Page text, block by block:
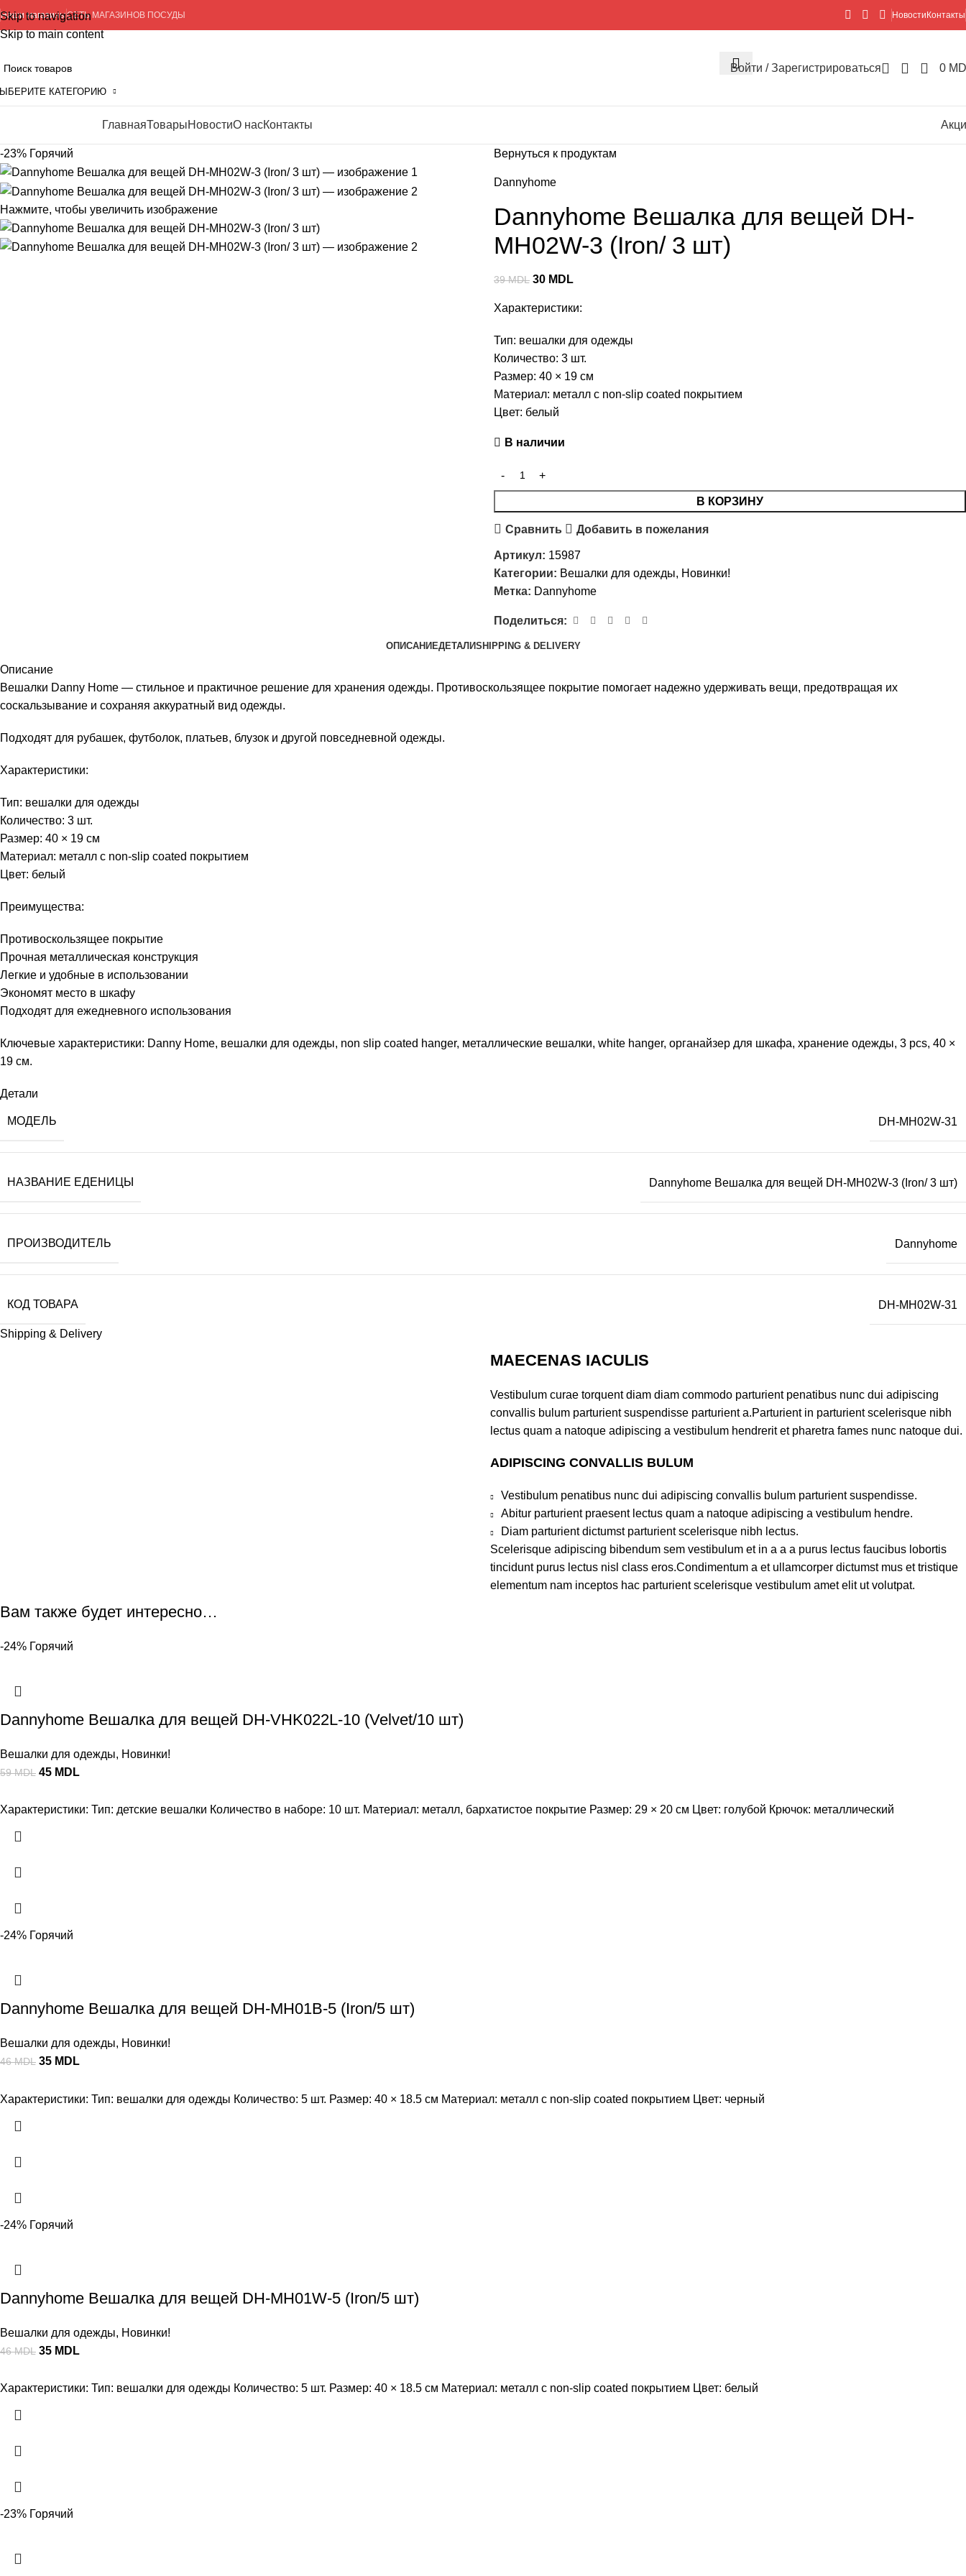
Skip to navigation
Skip to main content
Наши магазиныСЕТЬ МАГАЗИНОВ ПОСУДЫ Новости Контакты
КАТЕГОРИЮ
Войти / Зарегистрироваться 0
ГлавнаяТоварыНовостиО насКонтакты
-23% Горячий
Нажмите, чтобы увеличить изображение
Вернуться к продуктам
Dannyhome
Dannyhome Вешалка для вещей DH-
MH02W-3 (Iron/ 3 шт)
39MDL 30 MDL
Характеристики:
Тип: вешалки для одежды
Количество: 3 шт.
Размер: 40 × 19 см
Материал: металл с non-slip coated покрытием
Цвет: белый
В наличии
В КОРЗИНУ
Сравнить Добавить в пожелания
Артикул: 15987
Категории: Вешалки для одежды, Новинки!
Метка: Dannyhome
Поделиться:
ОПИСАНИЕДЕТАЛИSHIPPING & DELIVERY
Описание
Вешалки Danny Home — стильное и практичное решение для хранения одежды. Противоскользящее покрытие помогает надежно удерживать вещи, предотвращая их
соскальзывание и сохраняя аккуратный вид одежды.
Подходят для рубашек, футболок, платьев, блузок и другой повседневной одежды.
Характеристики:
Тип: вешалки для одежды
Количество: 3 шт.
Размер: 40 × 19 см
Материал: металл с non-slip coated покрытием
Цвет: белый
Преимущества:
Противоскользящее покрытие
Прочная металлическая конструкция
Легкие и удобные в использовании
Экономят место в шкафу
Подходят для ежедневного использования
Ключевые характеристики: Danny Home, вешалки для одежды, non slip coated hanger, металлические вешалки, white hanger, органайзер для шкафа, хранение одежды, 3 pcs, 40 ×
19 см.
Детали
МОДЕЛЬ DH-MH02W-31
НАЗВАНИЕ ЕДЕНИЦЫ Dannyhome Вешалка для вещей DH-MH02W-3 (Iron/ 3 шт)
ПРОИЗВОДИТЕЛЬ Dannyhome
КОД ТОВАРА DH-MH02W-31
Shipping & Delivery
MAECENAS IACULIS
Vestibulum curae torquent diam diam commodo parturient penatibus nunc dui adipiscing
convallis bulum parturient suspendisse parturient a.Parturient in parturient scelerisque nibh
lectus quam a natoque adipiscing a vestibulum hendrerit et pharetra fames nunc natoque dui.
ADIPISCING CONVALLIS BULUM
Vestibulum penatibus nunc dui adipiscing convallis bulum parturient suspendisse.
Abitur parturient praesent lectus quam a natoque adipiscing a vestibulum hendre.
Diam parturient dictumst parturient scelerisque nibh lectus.
Scelerisque adipiscing bibendum sem vestibulum et in a a a purus lectus faucibus lobortis
tincidunt purus lectus nisl class eros.Condimentum a et ullamcorper dictumst mus et tristique
elementum nam inceptos hac parturient scelerisque vestibulum amet elit ut volutpat.
Вам также будет интересно…
-24% Горячий
Dannyhome Вешалка для вещей DH-VHK022L-10 (Velvet/10 шт)
Вешалки для одежды, Новинки!
59MDL 45 MDL
Характеристики: Тип: детские вешалки Количество в наборе: 10 шт. Материал: металл, бархатистое покрытие Размер: 29 × 20 см Цвет: голубой Крючок: металлический
-24% Горячий
Dannyhome Вешалка для вещей DH-MH01B-5 (Iron/5 шт)
Вешалки для одежды, Новинки!
46MDL 35 MDL
Характеристики: Тип: вешалки для одежды Количество: 5 шт. Размер: 40 × 18.5 см Материал: металл с non-slip coated покрытием Цвет: черный
-24% Горячий
Dannyhome Вешалка для вещей DH-MH01W-5 (Iron/5 шт)
Вешалки для одежды, Новинки!
46MDL 35 MDL
Характеристики: Тип: вешалки для одежды Количество: 5 шт. Размер: 40 × 18.5 см Материал: металл с non-slip coated покрытием Цвет: белый
-23% Горячий